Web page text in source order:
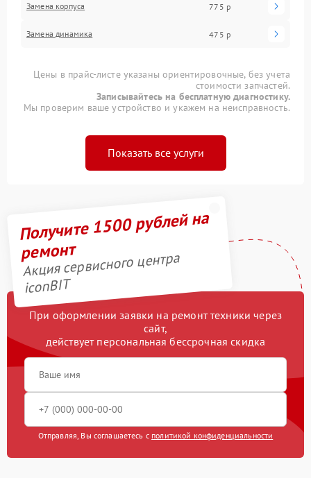
Замена корпуса 775 р
Замена динамика 475 р
Цены в прайс-листе указаны ориентировочные, без учета
стоимости запчастей.
Записывайтесь на бесплатную диагностику.
Мы проверим ваше устройство и укажем на неисправность.
Показать все услуги
Получите 1500 рублей на
ремонт
Акция сервисного центра
iconBIT
При оформлении заявки на ремонт техники через
сайт,
действует персональная бессрочная скидка
Отправляя, Вы соглашаетесь с политикой конфиденциальности